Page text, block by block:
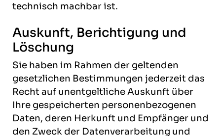
technisch machbar ist.
Auskunft, Berichtigung und
Löschung
Sie haben im Rahmen der geltenden
gesetzlichen Bestimmungen jederzeit das
Recht auf unentgeltliche Auskunft über
Ihre gespeicherten personenbezogenen
Daten, deren Herkunft und Empfänger und
den Zweck der Datenverarbeitung und